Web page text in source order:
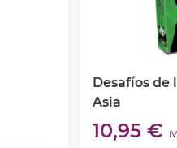
Desafíos de
Asia
10,95 €